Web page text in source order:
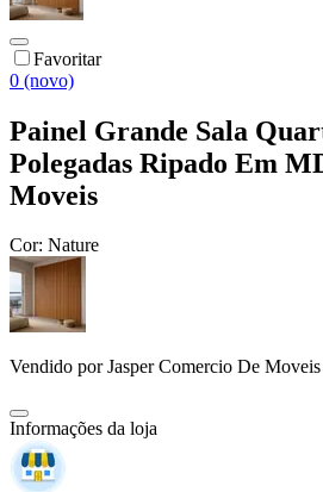
Favoritar
0 (novo)
Painel Grande Sala
Polegadas Ripado Em
Moveis
Cor: Nature
Vendido porJasper Comercio De Moveis
Informações da loja